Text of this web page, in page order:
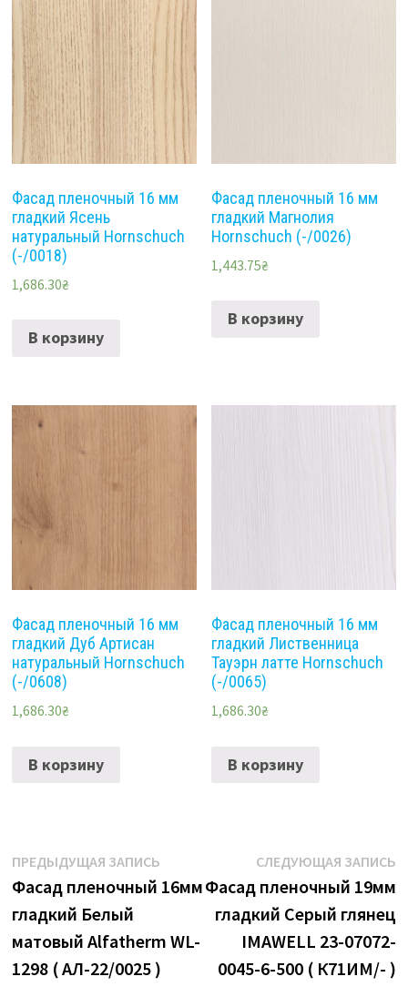
Фасад пленочный 16 мм
гладкий Ясень
натуральный Hornschuch
(-/0018)
1,686.30₴
В корзину
Фасад пленочный 16 мм
гладкий Магнолия
Hornschuch (-/0026)
1,443.75₴
В корзину
Фасад пленочный 16 мм
гладкий Дуб Артисан
натуральный Hornschuch
(-/0608)
1,686.30₴
В корзину
Фасад пленочный 16 мм
гладкий Лиственница
Тауэрн латте Hornschuch
(-/0065)
1,686.30₴
В корзину
Навигация
по
записям
ПРЕДЫДУЩАЯ ЗАПИСЬПредыдущая
запись:
Фасад пленочный 16мм
гладкий Белый
матовый Alfatherm WL-
1298 ( АЛ-22/0025 )
СЛЕДУЮЩАЯ ЗАПИСЬ
Фасад пленочный 19мм
гладкий Серый глянец
IMAWELL 23-07072-
0045-6-500 ( К71ИМ/- )